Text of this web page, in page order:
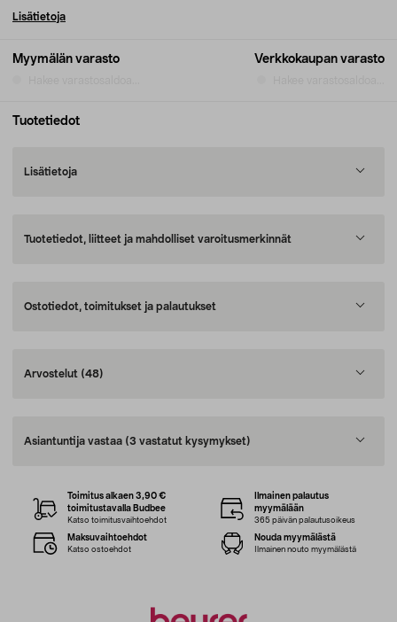
Myymälän varasto Verkkokaupan varasto
Lisätietoja
Tuotetiedot
Lisätietoja
Tuotetiedot, liitteet ja mahdolliset varoitusmerkinnät
Ostotiedot, toimitukset ja palautukset
Arvostelut (48)
Asiantuntija vastaa (3 vastatut kysymykset)
Toimitus alkaen 3,90 €
toimitustavalla Budbee
Katso toimitusvaihtoehdot
Ilmainen palautus
myymälään
365 päivän palautusoikeus
Maksuvaihtoehdot
Katso ostoehdot
Nouda myymälästä
Ilmainen nouto myymälästä